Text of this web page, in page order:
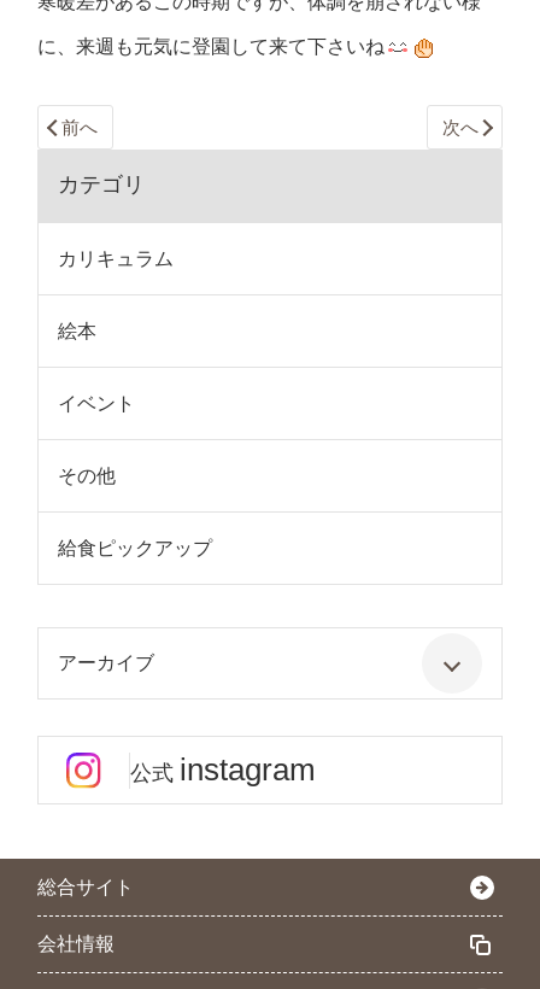
に、来週も元気に登園して来て下さいね
前へ 次へ
カテゴリ
カリキュラム
絵本
イベント
その他
給食ピックアップ
アーカイブ
公式 instagram
総合サイト
会社情報